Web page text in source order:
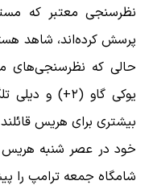
نظرسنجی معتبر که
پرسش کرده‌اند، شاهد
حالی که نظرسنجی‌های
بیشتری برای هریس
خود در عصر شنبه هریس
شامگاه جمعه ترامپ را